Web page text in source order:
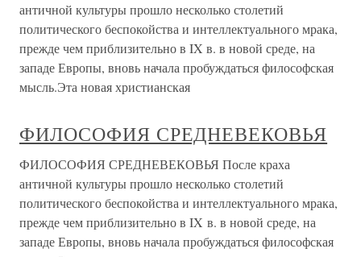
античной культуры прошло несколько столетий
политического беспокойства и интеллектуального мрака,
прежде чем приблизительно в IX в. в новой среде, на
западе Европы, вновь начала пробуждаться философская
мысль.Эта новая христианская
ФИЛОСОФИЯ СРЕДНЕВЕКОВЬЯ
ФИЛОСОФИЯ СРЕДНЕВЕКОВЬЯ После краха
античной культуры прошло несколько столетий
политического беспокойства и интеллектуального мрака,
прежде чем приблизительно в IX в. в новой среде, на
западе Европы, вновь начала пробуждаться философская